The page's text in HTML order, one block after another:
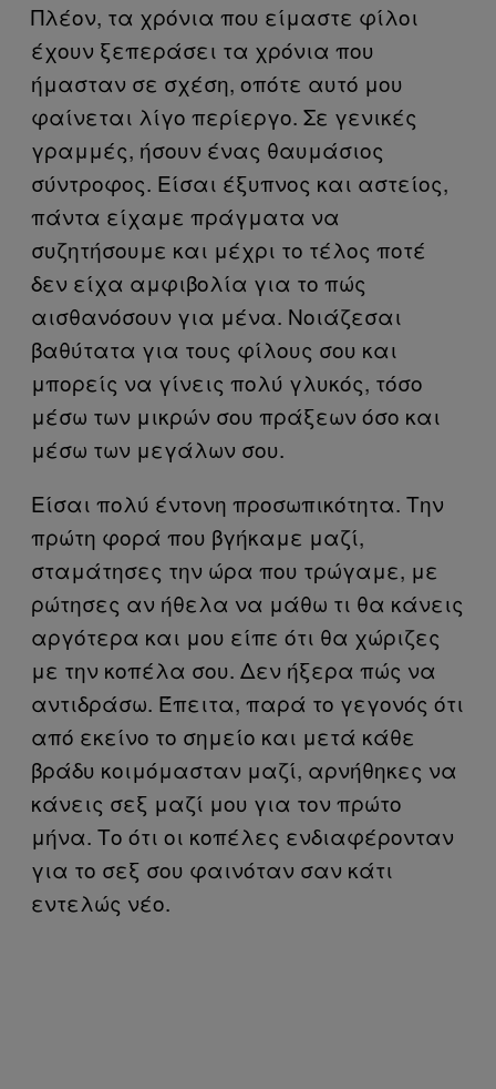
Πλέον, τα χρόνια που είμαστε φίλοι
έχουν ξεπεράσει τα χρόνια που
ήμασταν σε σχέση, οπότε αυτό μου
φαίνεται λίγο περίεργο. Σε γενικές
γραμμές, ήσουν ένας θαυμάσιος
σύντροφος. Είσαι έξυπνος και αστείος,
πάντα είχαμε πράγματα να
συζητήσουμε και μέχρι το τέλος ποτέ
δεν είχα αμφιβολία για το πώς
αισθανόσουν για μένα. Νοιάζεσαι
βαθύτατα για τους φίλους σου και
μπορείς να γίνεις πολύ γλυκός, τόσο
μέσω των μικρών σου πράξεων όσο και
μέσω των μεγάλων σου.
Είσαι πολύ έντονη προσωπικότητα. Την
πρώτη φορά που βγήκαμε μαζί,
σταμάτησες την ώρα που τρώγαμε, με
ρώτησες αν ήθελα να μάθω τι θα κάνεις
αργότερα και μου είπε ότι θα χώριζες
με την κοπέλα σου. Δεν ήξερα πώς να
αντιδράσω. Έπειτα, παρά το γεγονός ότι
από εκείνο το σημείο και μετά κάθε
βράδυ κοιμόμασταν μαζί, αρνήθηκες να
κάνεις σεξ μαζί μου για τον πρώτο
μήνα. Το ότι οι κοπέλες ενδιαφέρονταν
για το σεξ σου φαινόταν σαν κάτι
εντελώς νέο.